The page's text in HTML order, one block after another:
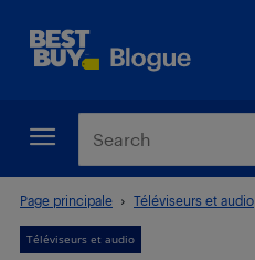
Page principale Téléviseurs et audio
Téléviseurs et audio